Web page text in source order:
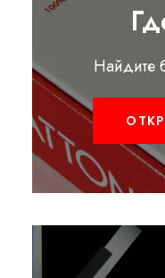
Найдите